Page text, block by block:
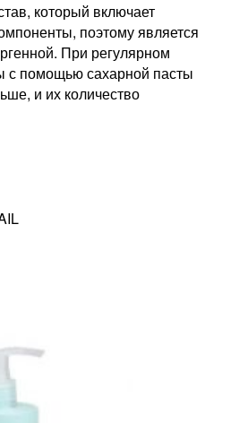
который включает
поэтому является
При регулярном
с помощью сахарной пасты
и их количество